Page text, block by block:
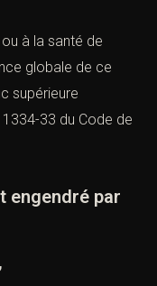
à la santé de
globale de ce
supérieure
1334-33 du Code de
par